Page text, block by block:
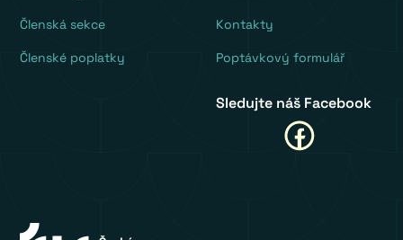
‍Členská sekce
Členské poplatky
Kontakty
Poptávkový formulář
Sledujte náš Facebook